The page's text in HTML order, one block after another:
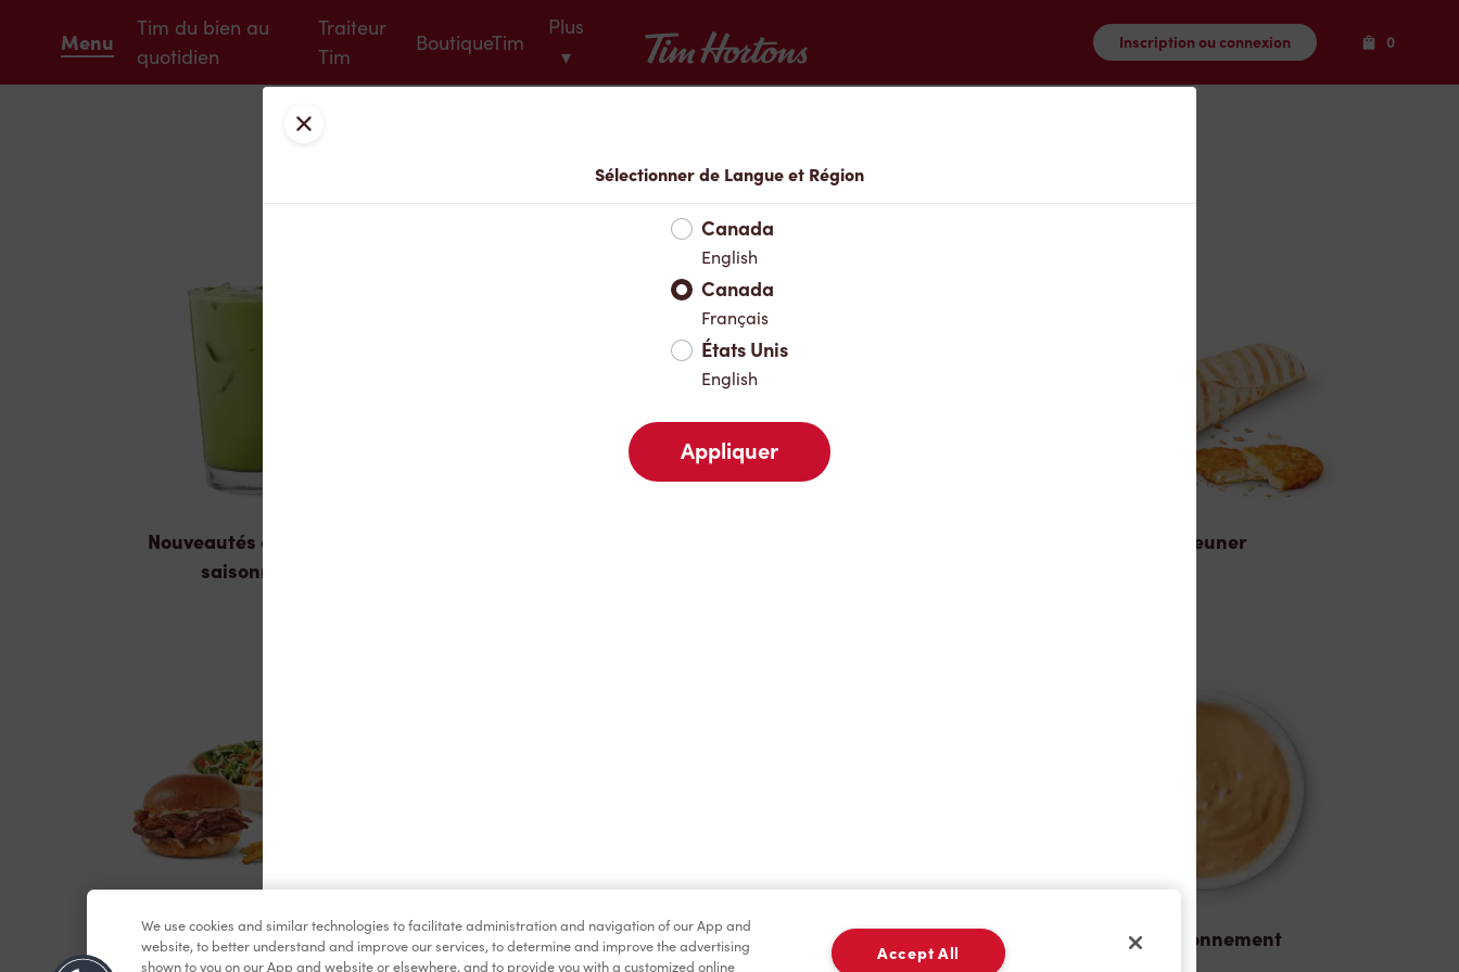
Menu
Tim du bien au
quotidien
Traiteur
Tim
BoutiqueTim
Plus
▾
Tim Hortons
Inscription ou connexion 0Produits
Menu
Nouveautés et produits
saisonniers
Déjeuner
Dîner et souper Pâtisseries Marchandises Assaisonnement
We use cookies and similar technologies to facilitate administration and navigation of our App and
website, to better understand and improve our services, to determine and improve the advertising
shown to you on our App and website or elsewhere, and to provide you with a customized online
Accept All
Fermer
Sélectionner de Langue et Région
Canada
English
Canada
Français
États Unis
English
Appliquer